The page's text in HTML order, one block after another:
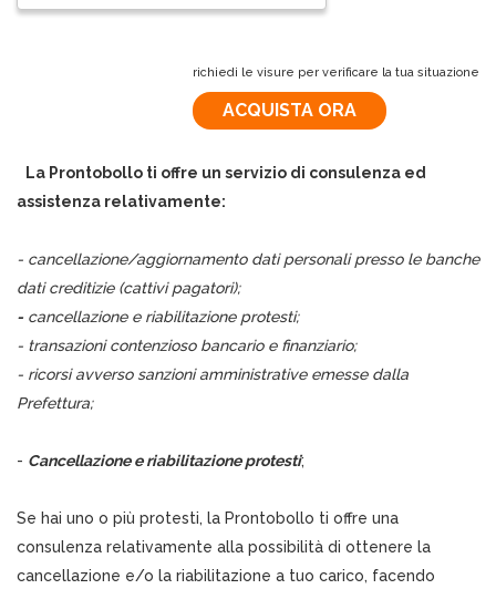
richiedi le visure per verificare la tua situazione
ACQUISTA ORA
La Prontobollo ti offre un servizio di consulenza ed
assistenza relativamente:
- cancellazione/aggiornamento dati personali presso le banche
dati creditizie (cattivi pagatori);
- cancellazione e riabilitazione protesti;
- transazioni contenzioso bancario e finanziario;
- ricorsi avverso sanzioni amministrative emesse dalla
Prefettura;
- Cancellazione e riabilitazione protesti;
Se hai uno o più protesti, la Prontobollo ti offre una
consulenza relativamente alla possibilità di ottenere la
cancellazione e/o la riabilitazione a tuo carico, facendo